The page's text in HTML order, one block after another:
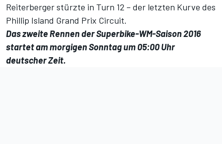
Reiterberger stürzte in Turn 12 – der letzten Kurve des
Phillip Island Grand Prix Circuit.
Das zweite Rennen der Superbike-WM-Saison 2016
startet am morgigen Sonntag um 05:00 Uhr
deutscher Zeit.